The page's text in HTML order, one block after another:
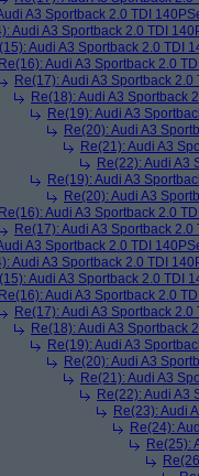
A3 Sportback 2.0 TDI
Audi A3 Sportback 2.0 TDI
Audi A3 Sportback 2.0 TDI
Re(16): Audi A3 Sportback 2.0
Re(17): Audi A3 Sportback 2.0
Re(18): Audi A3 Sportback
Re(19): Audi A3
Re(20): Audi A3
Re(21): Audi A3
Re(22): Audi A3
Re(19): Audi A3
Re(20): Audi A3
Re(16): Audi A3 Sportback 2.0
Re(17): Audi A3 Sportback 2.0
A3 Sportback 2.0 TDI
Audi A3 Sportback 2.0 TDI
Audi A3 Sportback 2.0 TDI
Re(16): Audi A3 Sportback 2.0
Re(17): Audi A3 Sportback 2.0
Re(18): Audi A3 Sportback
Re(19): Audi A3
Re(20): Audi A3
Re(21): Audi A3
Re(22): Audi A3
Re(23): Audi
Re(24):
Re(25):